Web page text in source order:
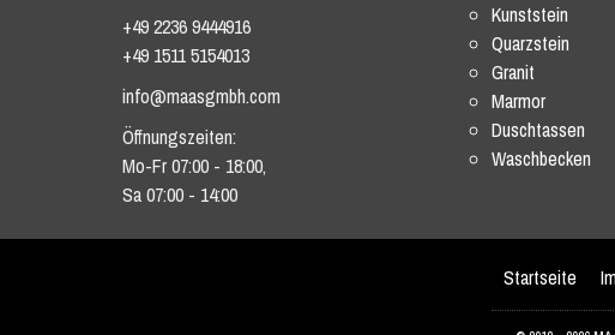
+49 2236 9444916
+49 1511 5154013
info@maasgmbh.com
Öffnungszeiten:
Mo-Fr 07:00 - 18:00,
Sa 07:00 - 14:00
Kunststein
Quarzstein
Granit
Marmor
Duschtassen
Waschbecken
Startseite